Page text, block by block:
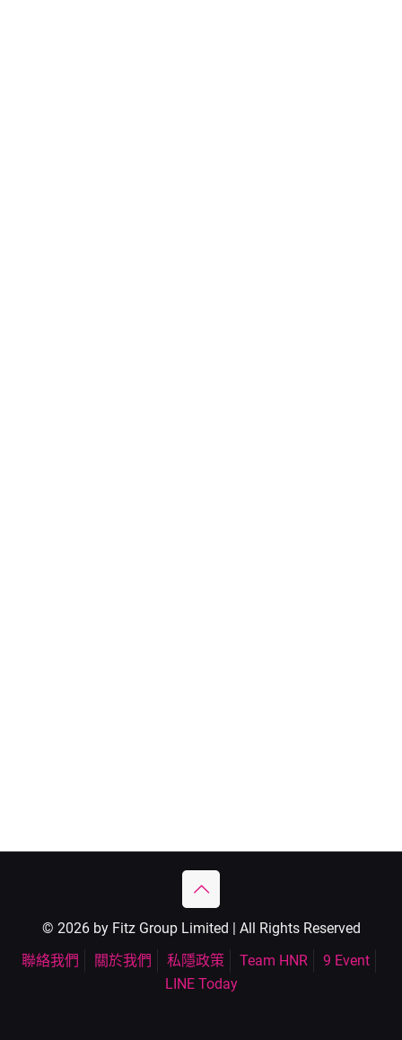
© 2026 by Fitz Group Limited | All Rights Reserved
聯絡我們
關於我們 私隱政策 Team HNR
9 Event
LINE Today